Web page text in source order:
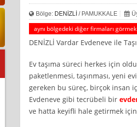
Bölge: DENİZLİ / PAMUKKALE
aynı bölgedeki diğer firmaları görmek
DENİZLİ Vardar Evdeneve ile
Ev taşıma süreci herkes için
paketlenmesi, taşınması, yeni
gereken bu süreç, birçok insan
Evdeneve gibi tecrübeli bir
ve hatta keyifli hale getirmek